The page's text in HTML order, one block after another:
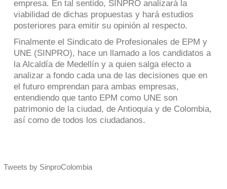
empresa. En tal sentido, SINPRO analizará la
viabilidad de dichas propuestas y hará estudios
posteriores para emitir su opinión al respecto.
Finalmente el Sindicato de Profesionales de EPM y
UNE (SINPRO), hace un llamado a los candidatos a
la Alcaldía de Medellín y a quien salga electo a
analizar a fondo cada una de las decisiones que en
el futuro emprendan para ambas empresas,
entendiendo que tanto EPM como UNE son
patrimonio de la ciudad, de Antioquia y de Colombia,
así como de todos los ciudadanos.
Tweets by SinproColombia